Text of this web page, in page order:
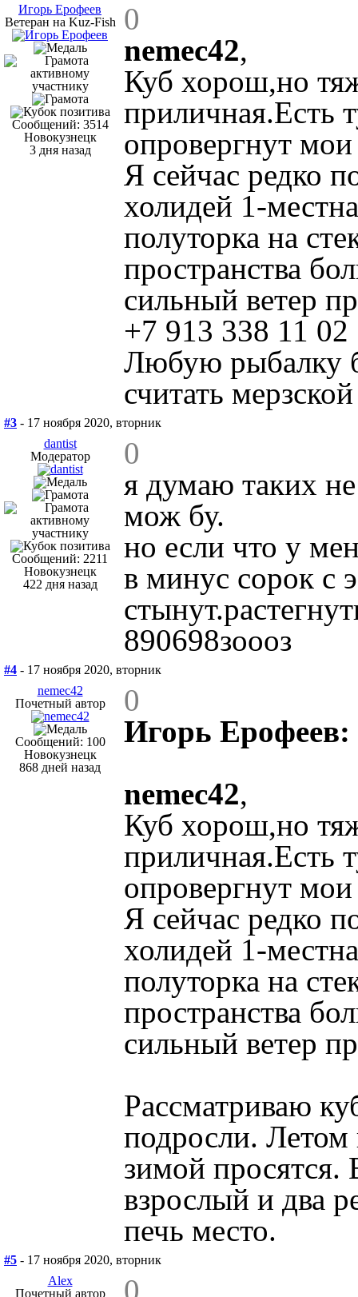
Игорь Ерофеев
Ветеран на Kuz-Fish
Сообщений: 3514
Новокузнецк
3 дня назад
0
nemec42,
Куб хорош,но
приличная.Есть
опровергнут
Я сейчас редко
холидей 1-
полуторка на
пространства
сильный ветер
+7 913 338 11 02
Любую рыбалку
считать
#3 - 17 ноября 2020, вторник
dantist
Модератор
Сообщений: 2211
Новокузнецк
422 дня назад
0
я думаю таких
мож бу.
но если что у
в минус сорок с
890698зоооз
#4 - 17 ноября 2020, вторник
nemec42
Почетный автор
Сообщений: 100
Новокузнецк
868 дней назад
0
Игорь Ерофеев:
nemec42,
Куб хорош,но
приличная.Есть
опровергнут
Я сейчас редко
холидей 1-
полуторка на
пространства
сильный ветер
Рассматриваю
подросли. Летом
зимой
взрослый и два
печь место.
#5 - 17 ноября 2020, вторник
Alex
Почетный автор